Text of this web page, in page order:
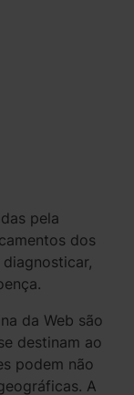
pela
dos
da Web são
destinam ao
podem não
A